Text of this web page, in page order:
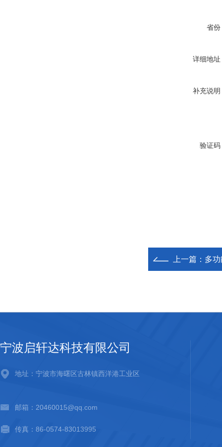
省份
详细地址
补充说明
验证码
上一篇： 多
宁波启轩达科技有限公司
地址：宁波市海曙区古林镇西洋港工业区
邮箱：20460015@qq.com
传真：86-0574-83013995